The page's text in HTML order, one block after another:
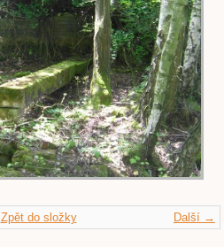
Další →
Zpět do složky